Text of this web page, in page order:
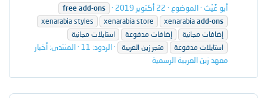
أبو غَيْث الموضوع 22 أكتوبر 2019 free add-ons
xenarabia add-ons
xenarabia store
xenarabia styles
إضافات مجانية
إضافات مدفوعة
استايلات مجانية
استايلات مدفوعة
متجر زين العربية الردود: 11 المنتدى:أخبار
معهد زين العربية الرسمية